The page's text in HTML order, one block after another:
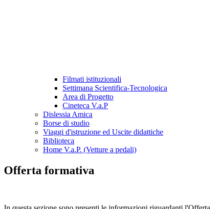
Filmati istituzionali
Settimana Scientifica-Tecnologica
Area di Progetto
Cineteca V.a.P
Dislessia Amica
Borse di studio
Viaggi d'istruzione ed Uscite didattiche
Biblioteca
Home V.a.P. (Vetture a pedali)
Offerta formativa